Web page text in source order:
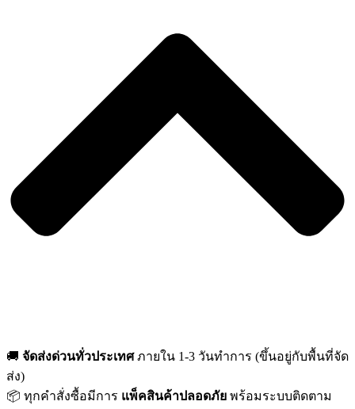
🚚 จัดส่งด่วนทั่วประเทศภายใน 1-3 วันทำการ (ขึ้นอยู่กับพื้นที่จัด
ส่ง)
📦 ทุกคำสั่งซื้อมีการ แพ็คสินค้าปลอดภัย พร้อมระบบติดตาม